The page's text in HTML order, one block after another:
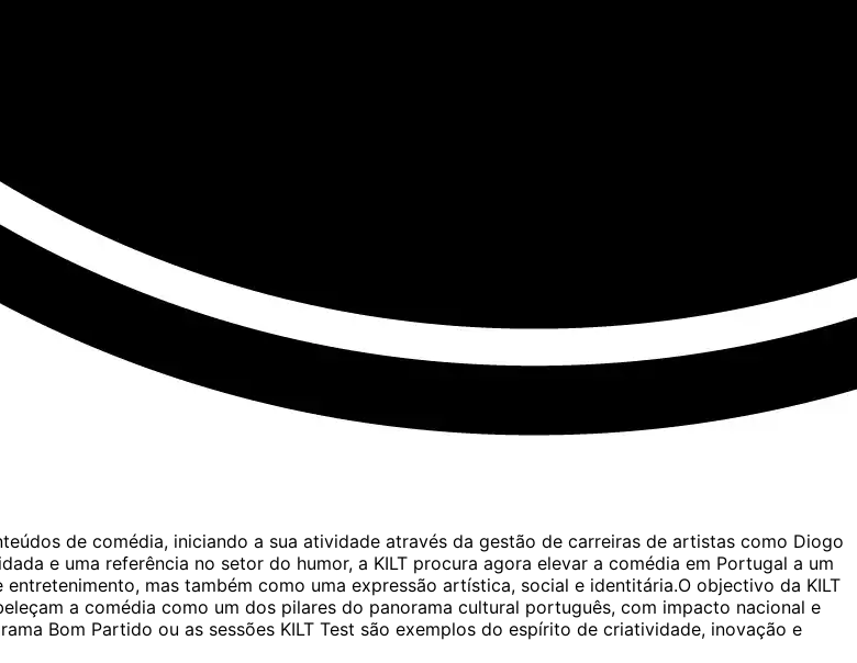
de comédia, iniciando a sua atividade através da gestão de carreiras de artistas como Diogo
e uma referência no setor do humor, a KILT procura agora elevar a comédia em Portugal a um
mas também como uma expressão artística, social e identitária.O objectivo da KILT
a comédia como um dos pilares do panorama cultural português, com impacto nacional e
Bom Partido ou as sessões KILT Test são exemplos do espírito de criatividade, inovação e